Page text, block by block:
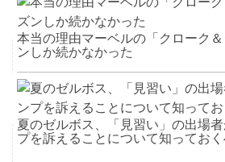
本当の理由マーベルの「クローク
ンしか続かなかった
夏のゼルボス、「見習い」の出場
プを訴えることについて知ってお